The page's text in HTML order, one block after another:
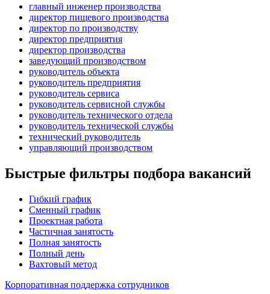
главный инженер производства
директор пищевого производства
директор по производству
директор предприятия
директор производства
заведующий производством
руководитель объекта
руководитель предприятия
руководитель сервиса
руководитель сервисной службы
руководитель технического отдела
руководитель технической службы
технический руководитель
управляющий производством
Быстрые фильтры подбора вакансий
Гибкий график
Сменный график
Проектная работа
Частичная занятость
Полная занятость
Полный день
Вахтовый метод
Корпоративная поддержка сотрудников